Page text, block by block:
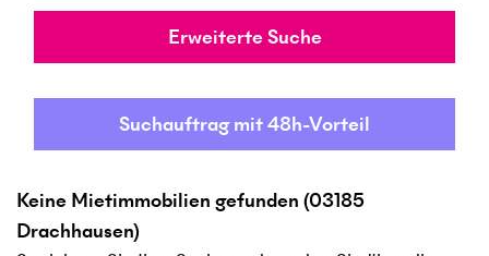
Erweiterte Suche
Suchauftrag mit 48h-Vorteil
Keine Mietimmobilien gefunden (03185
Drachhausen)